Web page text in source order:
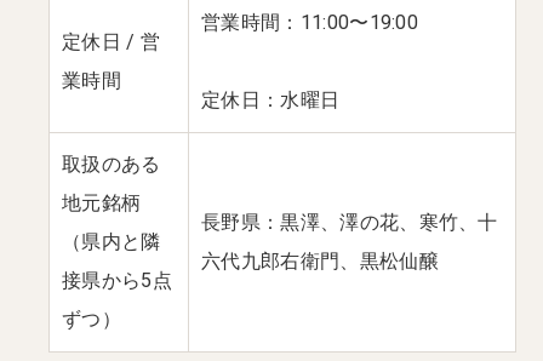
定休日 / 営
業時間
営業時間：11:00〜19:00
定休日：水曜日
取扱のある
地元銘柄
（県内と隣
接県から5点
ずつ）
長野県：黒澤、澤の花、寒竹、十
六代九郎右衛門、黒松仙醸